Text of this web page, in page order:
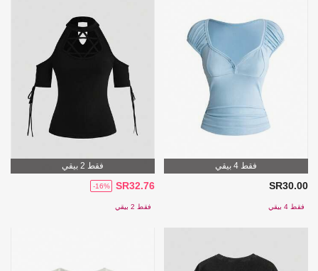
فقط 4 بيقي
SR30.00
فقط 4 بيقي
فقط 2 بيقي
SR32.76
-16%
فقط 2 بيقي